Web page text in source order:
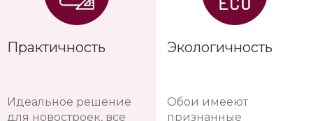
Практичность
Идеальное решение
для новостроек, все
Экологичность
Обои имееют
признанные